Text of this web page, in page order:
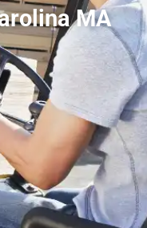
MA